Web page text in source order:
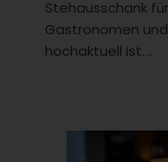
Stehausschank
Gastronomen
hochaktuell ist....